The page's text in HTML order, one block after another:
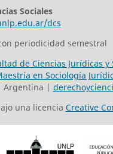
Sociales
dcs
periodicidad semestral
de Ciencias Jurídicas y
en Sociología
Argentina |
una licencia Creative